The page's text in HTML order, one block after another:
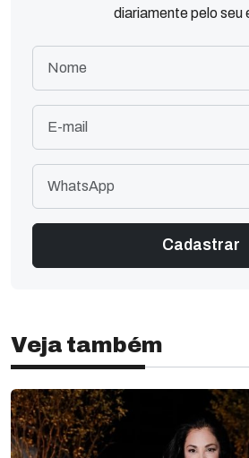
diariamente pelo seu
Veja também